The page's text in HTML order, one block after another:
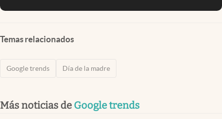
Temas relacionados
Google trends Día de la madre
Más noticias de Google trends